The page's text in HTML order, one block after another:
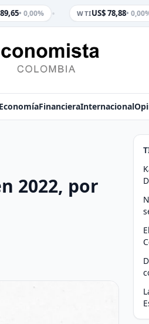
• 0,00% WTIUS$ 78,88• 0,00%
EconomíaFinancieraInternacional
2022, por